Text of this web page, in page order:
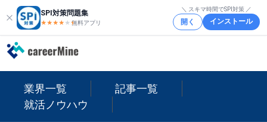
SPI対策問題集
★★★★ ★★
無料アプリ
＼ スキマ時間でSPI対策 ／
開く インストール
業界一覧
記事一覧
就活ノウハウ